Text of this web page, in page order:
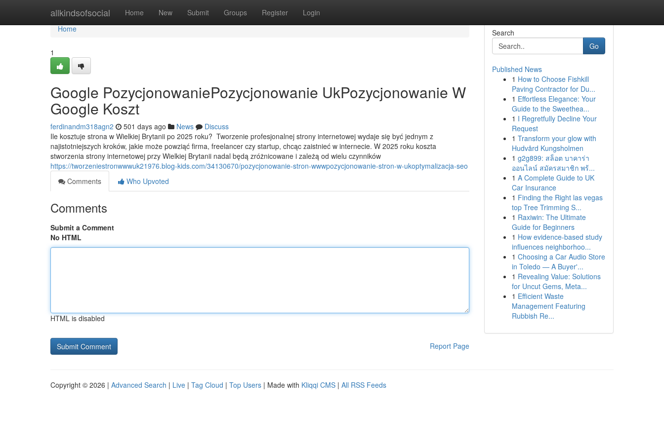
allkindsofsocial Home New Submit Groups Register Login
Home
Home
1
Google PozycjonowaniePozycjonowanie UkPozycjonowanie W
Google Koszt
ferdinandm318agn2 501 days ago News
Discuss
Ile kosztuje strona w Wielkiej Brytanii po 2025 roku? Tworzenie profesjonalnej strony internetowej wydaje się być jednym z
najistotniejszych kroków, jakie może powziąć firma, freelancer czy startup, chcąc zaistnieć w internecie. W 2025 roku koszta
stworzenia strony internetowej przy Wielkiej Brytanii nadal będą zróżnicowane i zależą od wielu czynników
https://tworzeniestronwwwuk21976.blog-kids.com/34130670/pozycjonowanie-stron-wwwpozycjonowanie-stron-w-ukoptymalizacja-seo
Comments
Who Upvoted
Comments
Submit a Comment
No HTML
HTML is disabled
Report Page
Search
Go
Published News
1 How to Choose Fishkill
Paving Contractor for Du...
1 Effortless Elegance: Your
Guide to the Sweethea...
1 I Regretfully Decline Your
Request
1 Transform your glow with
Hudvård Kungsholmen
1 g2g899: สล็อต บาคาร่า
ออนไลน์ สมัครสมาชิก พร้...
1 A Complete Guide to UK
Car Insurance
1 Finding the Right las vegas
top Tree Trimming S...
1 Raxiwin: The Ultimate
Guide for Beginners
1 How evidence-based study
influences neighborhoo...
1 Choosing a Car Audio Store
in Toledo — A Buyer'...
1 Revealing Value: Solutions
for Uncut Gems, Meta...
1 Efficient Waste
Management Featuring
Rubbish Re...
Copyright © 2026 | Advanced Search | Live | Tag Cloud | Top Users | Made with Kliqqi CMS | All RSS Feeds